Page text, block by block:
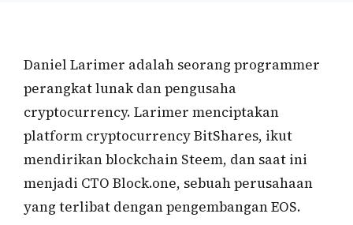
Daniel Larimer adalah seorang programmer
perangkat lunak dan pengusaha
cryptocurrency. Larimer menciptakan
platform cryptocurrency BitShares, ikut
mendirikan blockchain Steem, dan saat ini
menjadi CTO Block.one, sebuah perusahaan
yang terlibat dengan pengembangan EOS.